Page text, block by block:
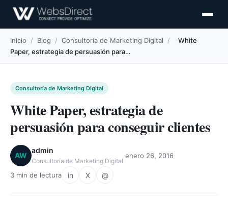
Inicio / Blog / Consultoría de Marketing Digital /
White
Paper, estrategia de persuasión para…
Consultoría de Marketing Digital
White Paper, estrategia de
persuasión para conseguir clientes
AW
admin
Consultoría de Marketing Digital
enero 26, 2016
3 min de lectura in X @